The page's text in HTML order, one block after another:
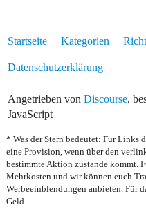
Startseite Kategorien
Datenschutzerklärung
Angetrieben von Discourse,
JavaScript
* Was der Stern bedeutet: Für Links
eine Provision, wenn über den
bestimmte Aktion zustande kommt.
Mehrkosten und wir können euch
Werbeeinblendungen anbieten. Für
Geld.